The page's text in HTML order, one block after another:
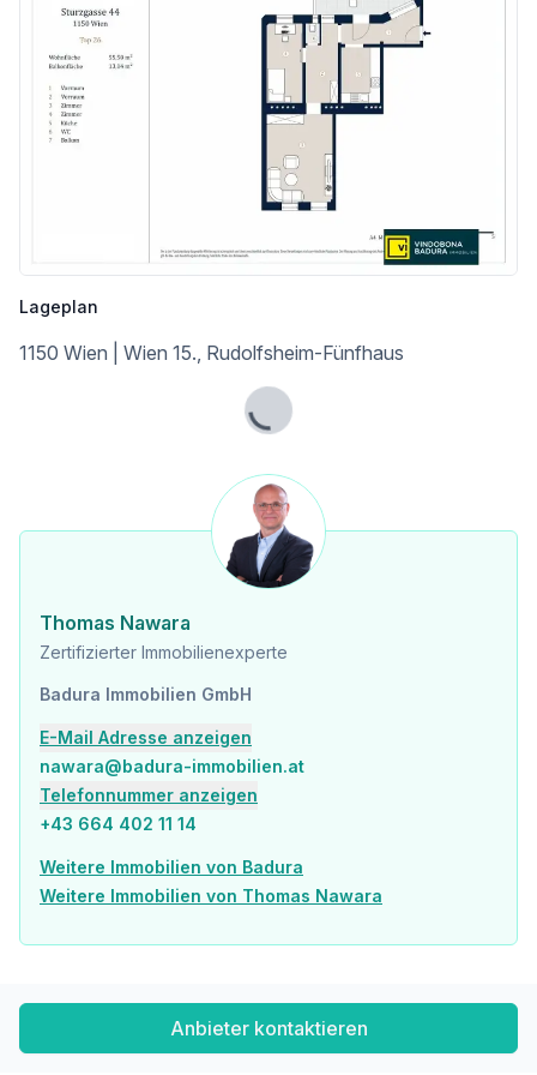
Hinweis:
_Sollte diese Wohnung nicht Ihren individuellen Vorstellungen entsprechen, bieten wir Ihnen gerne attraktive Alternativen an. Wir verfügen über Zugriff auf ein umfangreiches Portfolio von derzeit rund 750 Wohneinheiten in unterschiedlichen Lagen, Größen und Ausstattungsvarianten in Wien._
_Sprechen Sie uns gerne an – wir finden gemeinsam die passende Immobilie für Sie._
IHRE FINANZIERUNG IST GESICHERT?
Ein gutes Geschäft haben Sie erst gemacht, wenn alles zusammenpasst. Die Immobilie, der Kaufpreis, die Finanzierung und die Abwicklung. Damit Sie ihr neues Zuhause auch genießen können kommt es gerade auf die ideale Finanzierung an.
Wir vermitteln Ihnen nicht nur die passende Immobilie, wir verhelfen Ihnen auch zur maßgeschneiderten Finanzierung.
Nützen Sie unser kostenloses Finanzservice! Sie werden begeistert sein! Unverbindliche Finanzierungsangebote erhalten Sie innerhalb von 3-5 Werktage ab Erhalt aller notwendigen Unterlagen!
Wir weisen darauf hin, dass zwischen dem Vermittler und dem zu vermittelnden Dritten ein familiäres oder wirtschaftliches Naheverhältnis besteht.
Infrastruktur / Entfernungen
Apotheke <500m
Klinik <1.000m
Krankenhaus <2.000m
Kinder & Schulen
Schule <500m
Kindergarten <500m
Universität <1.000m
Höhere Schule <1.500m
Supermarkt <500m
Bäckerei <500m
Post <500m
Lageplan
1150 Wien | Wien 15., Rudolfsheim-Fünfhaus
Lade...
Thomas Nawara
Zertifizierter Immobilienexperte
Badura Immobilien GmbH
E-Mail Adresse anzeigen
nawara@badura-immobilien.at
Telefonnummer anzeigen
+43 664 402 11 14
Weitere Immobilien von Badura
Weitere Immobilien von Thomas Nawara
Anbieter kontaktieren